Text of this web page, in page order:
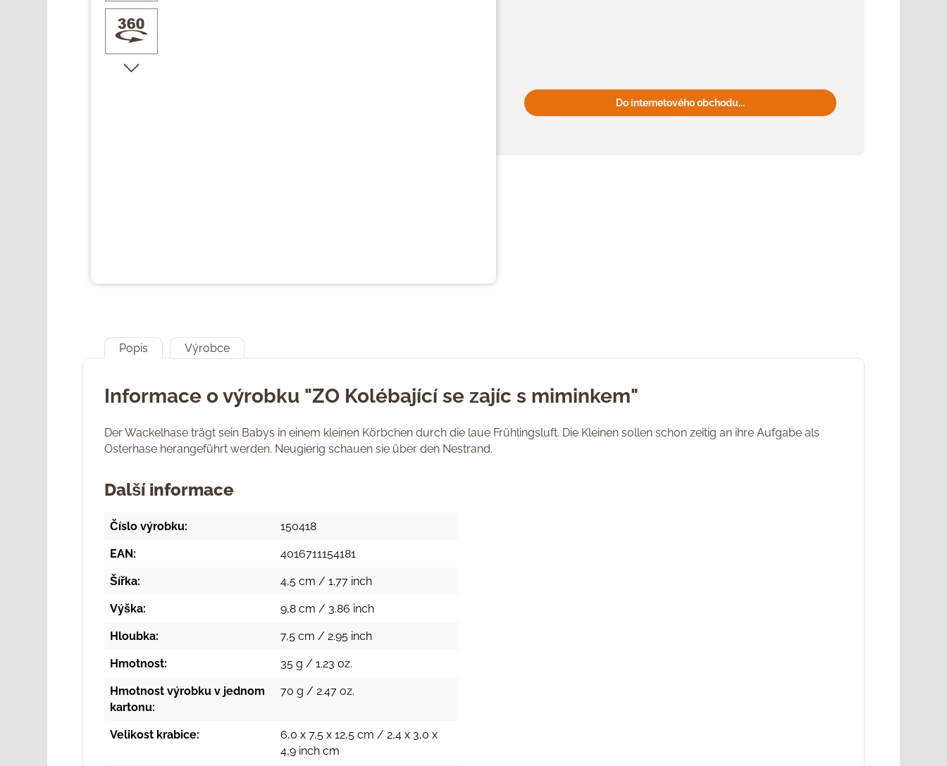
Do internetového obchodu...
Popis Výrobce
Informace o výrobku "ZO Kolébající se zajíc s miminkem"
Der Wackelhase trägt sein Babys in einem kleinen Körbchen durch die laue Frühlingsluft. Die Kleinen sollen schon zeitig an ihre Aufgabe als
Osterhase herangeführt werden. Neugierig schauen sie über den Nestrand.
Další informace
Číslo výrobku: 150418
EAN: 4016711154181
Šířka: 4,5 cm / 1.77 inch
Výška: 9,8 cm / 3.86 inch
Hloubka: 7,5 cm / 2.95 inch
Hmotnost: 35 g / 1.23 oz.
Hmotnost výrobku v jednom
kartonu:
70 g / 2.47 oz.
Velikost krabice:
6,0 x 7,5 x 12,5 cm / 2,4 x 3,0 x
4,9 inch cm